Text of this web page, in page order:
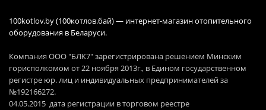
100kotlov.by (100котлов.бай) — интернет-магазин отопительного
оборудования в Беларуси.
Компания ООО "БЛК7" зарегистрирована решением Минским
горисполкомом от 22 ноября 2013г., в Едином государственном
регистре юр. лиц и индивидуальных предпринимателей за
№192166272.
04.05.2015 дата регистрации в торговом реестре